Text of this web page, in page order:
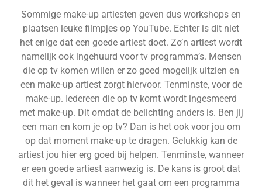
Sommige make-up artiesten geven dus workshops en
plaatsen leuke filmpjes op YouTube. Echter is dit niet
het enige dat een goede artiest doet. Zo’n artiest wordt
namelijk ook ingehuurd voor tv programma’s. Mensen
die op tv komen willen er zo goed mogelijk uitzien en
een make-up artiest zorgt hiervoor. Tenminste, voor de
make-up. Iedereen die op tv komt wordt ingesmeerd
met make-up. Dit omdat de belichting anders is. Ben jij
een man en kom je op tv? Dan is het ook voor jou om
op dat moment make-up te dragen. Gelukkig kan de
artiest jou hier erg goed bij helpen. Tenminste, wanneer
er een goede artiest aanwezig is. De kans is groot dat
dit het geval is wanneer het gaat om een programma